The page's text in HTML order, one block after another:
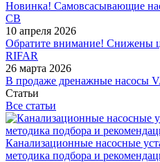
Новинка! Самовсасывающие
СВ
10 апреля 2026
Обратите внимание! Снижены
RIFAR
26 марта 2026
В продаже дренажные насосы
Статьи
Все статьи
Канализационные насосные
методика подбора и